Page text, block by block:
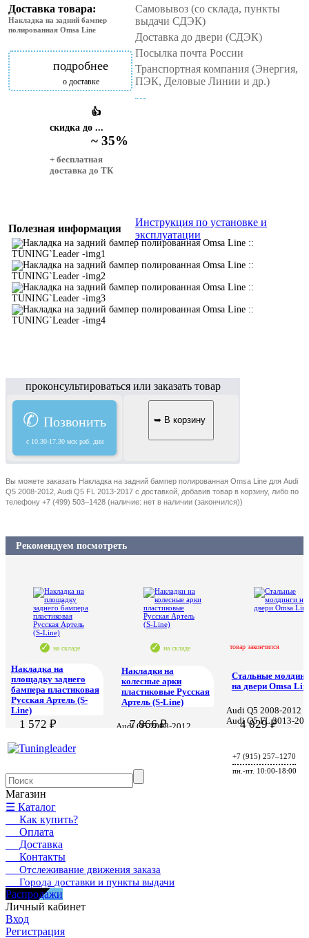
Доставка товара:
Накладка на задний бампер
полированная Omsa Line
подробнее
о доставке
👍
скидка до ...
~ 35%
+ бесплатная
доставка до ТК
Самовывоз (со склада, пункты
выдачи СДЭК)
Доставка до двери (СДЭК)
Посылка почта России
Транспортная компания (Энергия,
ПЭК, Деловые Линии и др.)
Полезная информация
Инструкция по установке и
эксплуатации
проконсультироваться или заказать товар
✆ Позвонить
c 10.30-17.30 мск раб. дни
Вы можете заказать Накладка на задний бампер полированная Omsa Line для Audi
Q5 2008-2012, Audi Q5 FL 2013-2017 с доставкой, добавив товар в корзину, либо по
телефону +7 (499) 503–1428 (наличие: нет в наличии (закончился))
Рекомендуем посмотреть
на складе
Накладка на
площадку заднего
бампера пластиковая
Русская Артель (S-
Line)
1 572 ₽
на складе
Накладки на
колесные арки
пластиковые Русская
Артель (S-Line)
Audi Q5 2008-2012
7 866 ₽
товар закончился
Стальные
на двери Omsa
Audi Q5 2008-2012
Audi Q5 FL 2013-
4 029 ₽
+7 (915) 257–1270
пн.-пт. 10:00-18:00
Магазин
☰ Каталог
Как купить?
Оплата
Доставка
Контакты
Отслеживание движения заказа
Города доставки и пункты выдачи
Распродажи
Личный кабинет
Вход
Регистрация